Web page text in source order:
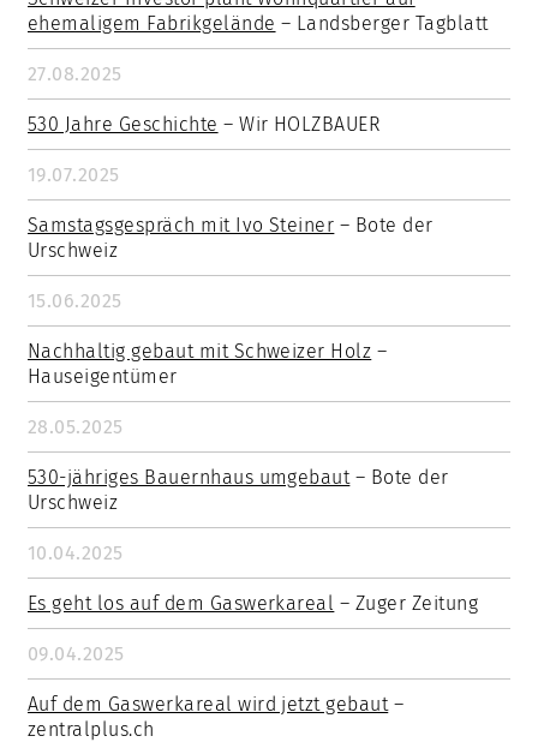
ehemaligem Fabrikgelände – Landsberger Tagblatt
27.08.2025
530 Jahre Geschichte – Wir HOLZBAUER
19.07.2025
Samstagsgespräch mit Ivo Steiner – Bote der
Urschweiz
15.06.2025
Nachhaltig gebaut mit Schweizer Holz –
Hauseigentümer
28.05.2025
530-jähriges Bauernhaus umgebaut– Bote der
Urschweiz
10.04.2025
Es geht los auf dem Gaswerkareal – Zuger Zeitung
09.04.2025
Auf dem Gaswerkareal wird jetzt gebaut–
zentralplus.ch